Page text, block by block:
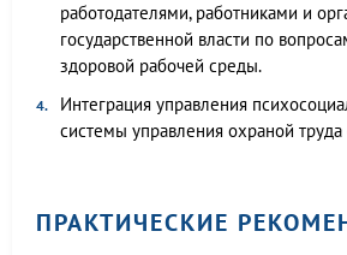
работодателями, работниками и
государственной власти по
здоровой рабочей среды.
Интеграция управления
системы управления охраной труда
ПРАКТИЧЕСКИЕ